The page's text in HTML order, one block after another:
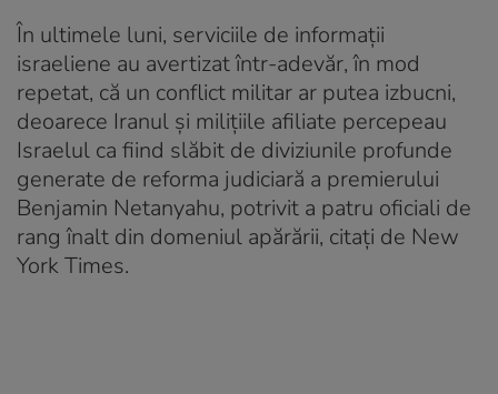
În ultimele luni, serviciile de informații
israeliene au avertizat într-adevăr, în mod
repetat, că un conflict militar ar putea izbucni,
deoarece Iranul și milițiile afiliate percepeau
Israelul ca fiind slăbit de diviziunile profunde
generate de reforma judiciară a premierului
Benjamin Netanyahu, potrivit a patru oficiali de
rang înalt din domeniul apărării, citați de New
York Times.